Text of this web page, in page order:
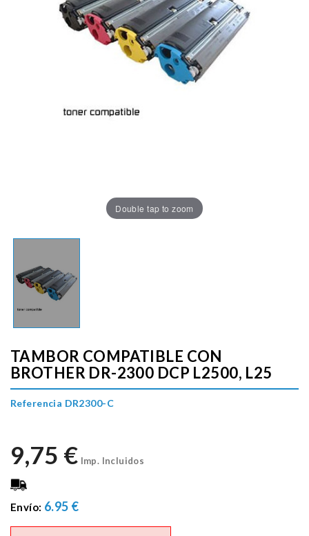
Double tap to zoom
TAMBOR COMPATIBLE CON
BROTHER DR-2300 DCP L2500, L25
Referencia DR2300-C
9,75 € Imp. Incluidos
Envío: 6.95 €